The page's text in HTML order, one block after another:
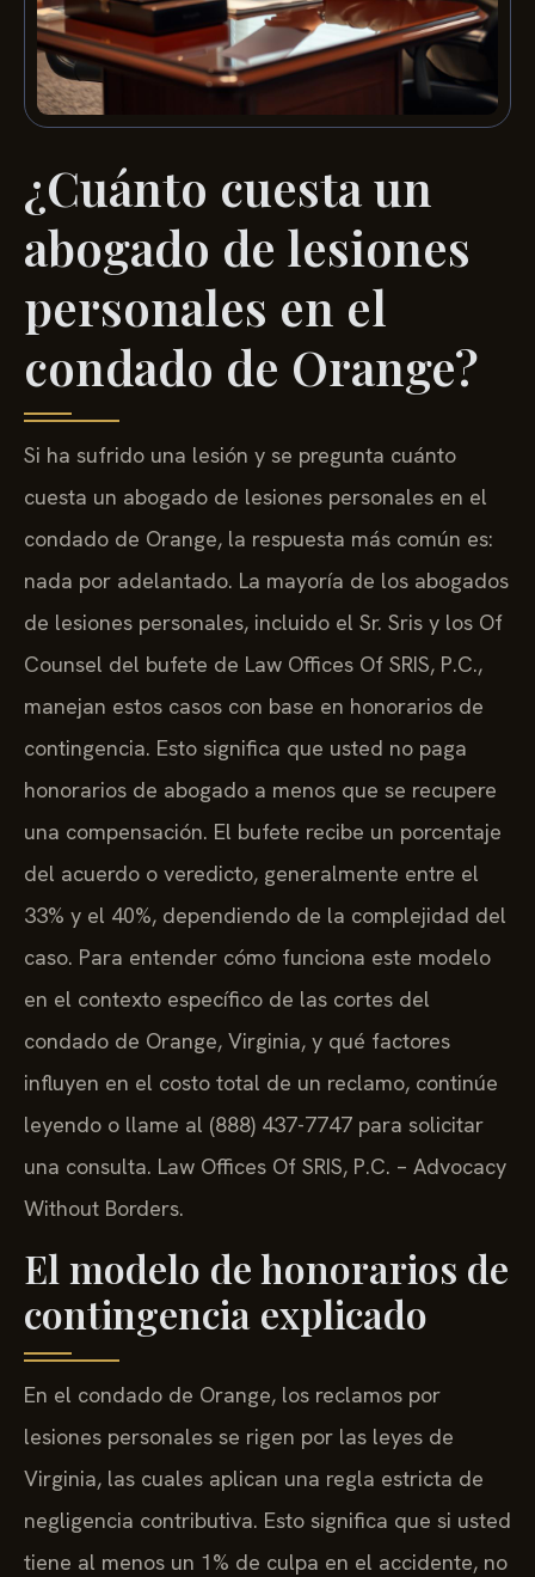
¿Cuánto cuesta un
abogado de lesiones
personales en el
condado de Orange?
Si ha sufrido una lesión y se pregunta cuánto
cuesta un abogado de lesiones personales en el
condado de Orange, la respuesta más común es:
nada por adelantado. La mayoría de los abogados
de lesiones personales, incluido el Sr. Sris y los Of
Counsel del bufete de Law Offices Of SRIS, P.C.,
manejan estos casos con base en honorarios de
contingencia. Esto significa que usted no paga
honorarios de abogado a menos que se recupere
una compensación. El bufete recibe un porcentaje
del acuerdo o veredicto, generalmente entre el
33% y el 40%, dependiendo de la complejidad del
caso. Para entender cómo funciona este modelo
en el contexto específico de las cortes del
condado de Orange, Virginia, y qué factores
influyen en el costo total de un reclamo, continúe
leyendo o llame al (888) 437-7747 para solicitar
una consulta. Law Offices Of SRIS, P.C. – Advocacy
Without Borders.
El modelo de honorarios de
contingencia explicado
En el condado de Orange, los reclamos por
lesiones personales se rigen por las leyes de
Virginia, las cuales aplican una regla estricta de
negligencia contributiva. Esto significa que si usted
tiene al menos un 1% de culpa en el accidente, no